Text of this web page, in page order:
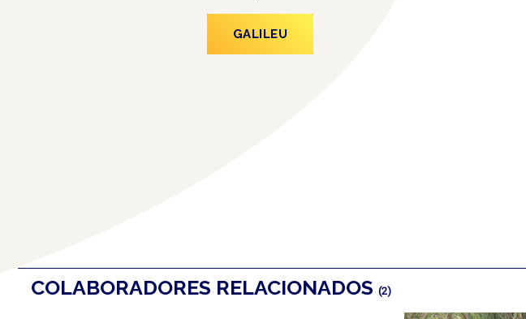
GALILEU
COLABORADORES RELACIONADOS (2)